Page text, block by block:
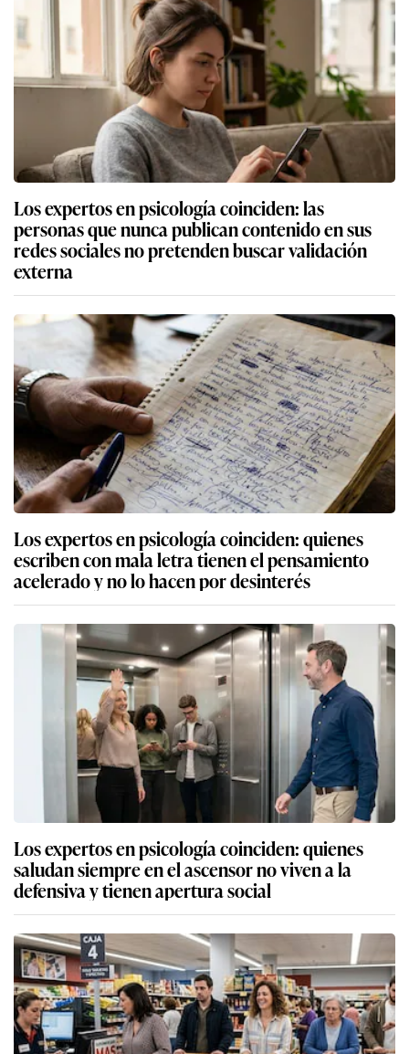
Los expertos en psicología coinciden: las
personas que nunca publican contenido en sus
redes sociales no pretenden buscar validación
externa
Los expertos en psicología coinciden: quienes
escriben con mala letra tienen el pensamiento
acelerado y no lo hacen por desinterés
Los expertos en psicología coinciden: quienes
saludan siempre en el ascensor no viven a la
defensiva y tienen apertura social